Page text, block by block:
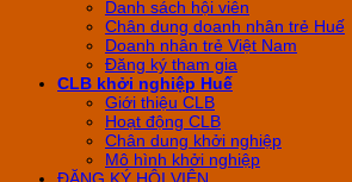
Danh sách hội viên
Chân dung doanh nhân trẻ Huế
Doanh nhân trẻ Việt Nam
Đăng ký tham gia
CLB khởi nghiệp Huế
Giới thiệu CLB
Hoạt động CLB
Chân dung khởi nghiệp
Mô hình khởi nghiệp